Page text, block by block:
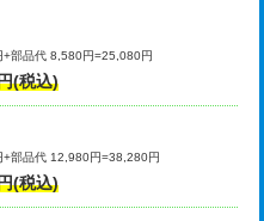
作
） 55,000円
業）
・修
業）
33,000円
部品代 8,580円=25,080円
(税込)
部品代 12,980円=38,280円
(税込)